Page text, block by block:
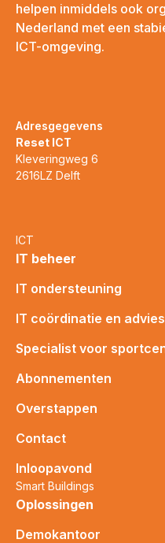
helpen inmiddels ook
Nederland met een
ICT-omgeving.
Adresgegevens
Reset ICT
Kleveringweg 6
2616LZ Delft
ICT
IT beheer
IT ondersteuning
IT coördinatie en advies
Specialist voor
Abonnementen
Overstappen
Contact
Inloopavond
Smart Buildings
Oplossingen
Demokantoor